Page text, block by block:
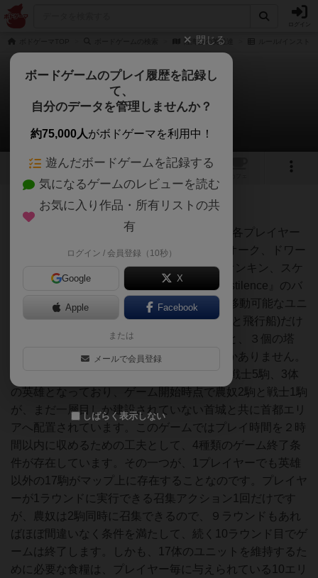
陸海空の英雄達
陸海空の英雄達
chacoさんのルール/インスト
1 1
98名 1名 0 1年以上前
『Heroes of Land, Air & Sea』において、各プレイヤー
が担当することになる種族（ヒューマン、オーク、ドワー
フ、エルフと、『Order of Chaos』のライオンキン、スケ
ルトン、リザードマン、ゴブリンに、『Pestilence』のバ
ードフォーク、半魚人の合計10種類）毎の移動可能なユニ
ットは、20体のミニチュアと船舶２隻(艦船と飛行船)だけ
であり、他に拠点として三層からなる首城と、３個の塔
【例外：ゴブリンの塔だけは移動可能】しかありません。
20個あるミニチュアの内訳は、農奴12駒、戦士5駒、3体
の英雄となっており、ゲーム開始時点で農奴2駒と戦士1駒
が、まだ一層目しか建設されていない首城と共に首都エリ
アへ配置されています。このゲームではプレイ時間を２時
間以内に収めるための工夫として、4種類のゲーム終了条
件が存在しています。その一つが、1プレイヤーでも英雄
以外の17駒がマップ上に存在することなのです。プレイヤ
ーが1ラウンドに実行できる召集アクション1回だけです
が、農奴は2駒同時に召集できるので、９ラウンドもあれ
ばほぼ間違いなく条件を満たして、続く10ラウンド目でゲ
ームは終了します。しかも、17体のユニットを維持するた
めに必要な食糧は、プレイヤー毎に与えられている10エリ
閉じる
ボードゲームのプレイ履歴を記録し
て、
自分のデータを管理しませんか？
約75,000人がボドゲーマを利用中！
遊んだボードゲームを記録する
気になるゲームのレビューを読む
お気に入り作品・所有リストの共
有
ログイン / 会員登録（10秒）
Google X
Apple Facebook
または
メールで会員登録
しばらく表示しない